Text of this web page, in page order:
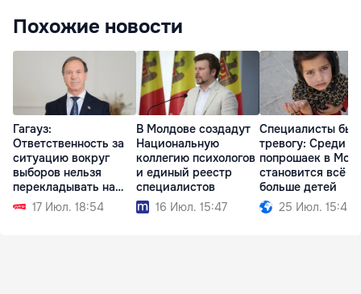
Похожие новости
Гагауз:
Ответственность за
ситуацию вокруг
выборов нельзя
перекладывать на
автономию
17 Июл. 18:54
В Молдове создадут
Национальную
коллегию психологов
и единый реестр
специалистов
16 Июл. 15:47
Специалисты
тревогу: Среди
попрошаек в
становится всё
больше детей
25 Июл. 15:45